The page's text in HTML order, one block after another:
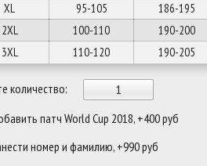
XL
95-105 186-195
2XL
100-110 190-200
3XL
110-120 190-205
количество:
патч World Cup 2018, +400 руб
номер и фамилию, +990 руб